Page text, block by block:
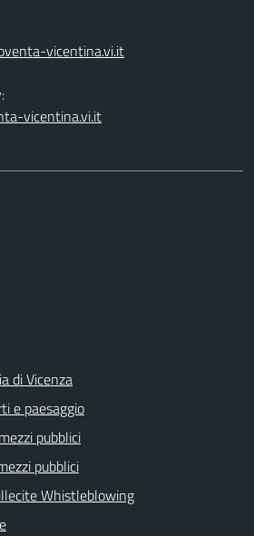
vicentina.vi.it
di Vicenza
e paesaggio
pubblici
pubblici
Whistleblowing